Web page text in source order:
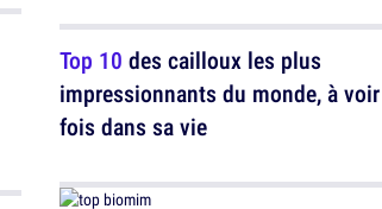
Top 10 des cailloux les plus
impressionnants du monde, à
fois dans sa vie